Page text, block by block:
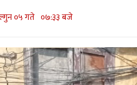
०५ गते ०७:३३ बजे